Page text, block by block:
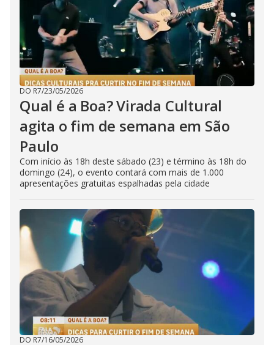
DO R7/23/05/2026
Qual é a Boa? Virada Cultural
agita o fim de semana em São
Paulo
Com início às 18h deste sábado (23) e término às 18h do
domingo (24), o evento contará com mais de 1.000
apresentações gratuitas espalhadas pela cidade
DO R7/16/05/2026